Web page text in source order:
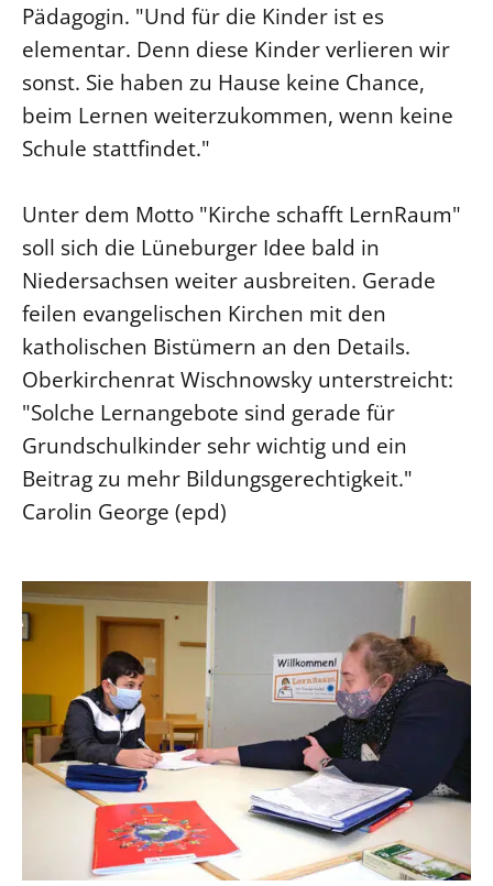
Pädagogin. "Und für die Kinder ist es
elementar. Denn diese Kinder verlieren wir
sonst. Sie haben zu Hause keine Chance,
beim Lernen weiterzukommen, wenn keine
Schule stattfindet."
Unter dem Motto "Kirche schafft LernRaum"
soll sich die Lüneburger Idee bald in
Niedersachsen weiter ausbreiten. Gerade
feilen evangelischen Kirchen mit den
katholischen Bistümern an den Details.
Oberkirchenrat Wischnowsky unterstreicht:
"Solche Lernangebote sind gerade für
Grundschulkinder sehr wichtig und ein
Beitrag zu mehr Bildungsgerechtigkeit."
Carolin George (epd)